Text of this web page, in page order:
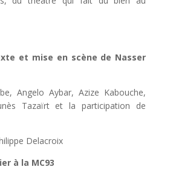
et mise en scène de Nasser
Angelo Aybar, Azize Kabouche,
Tazaïrt et la participation de
Delacroix
à la MC93